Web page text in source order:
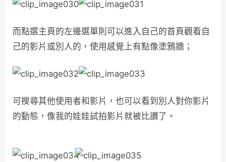
而點選主頁的左邊選單則可以進入自己的首頁觀看自
己的影片或別人的，使用感覺上有點像塗鴉牆；
可搜尋其他使用者和影片，也可以看到別人對你影片
的動態，像我的娃娃試拍影片就被比讚了。